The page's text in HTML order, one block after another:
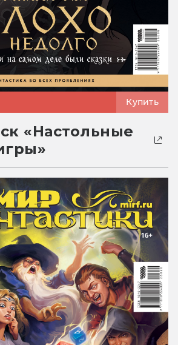
Купить
«Настольные